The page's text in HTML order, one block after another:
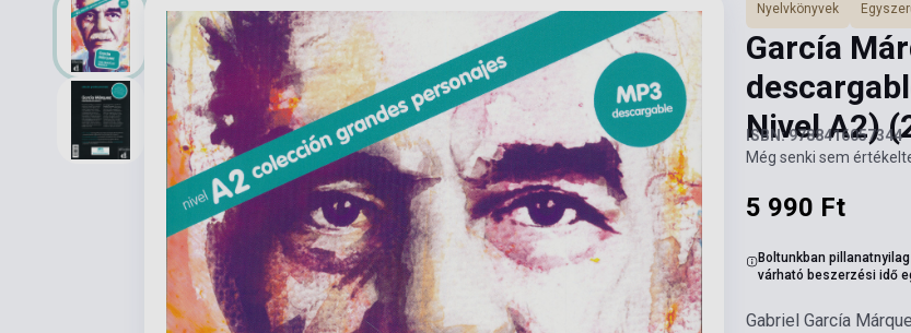
Nyelvkönyvek
García
Nivel A2)
ISBN: 9788416057344
Még senki sem
5 990 Ft
Boltunkban
várható beszerzési idő
Gabriel García